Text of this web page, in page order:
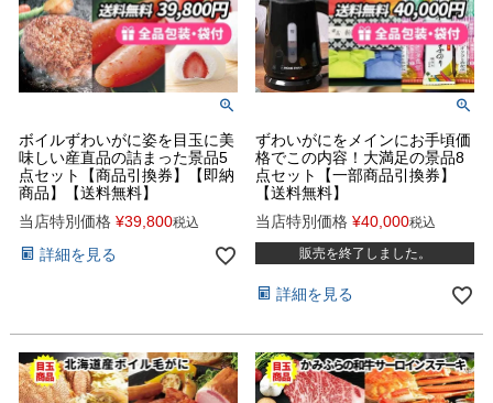
ボイルずわいがに姿を目玉に美
味しい産直品の詰まった景品5
点セット【商品引換券】【即納
商品】【送料無料】
当店特別価格 ¥39,800税込
詳細を見る
ずわいがにをメインにお手頃価
格でこの内容！大満足の景品8
点セット【一部商品引換券】
【送料無料】
当店特別価格 ¥40,000税込
販売を終了しました。
詳細を見る